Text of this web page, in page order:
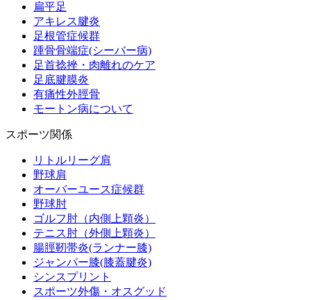
扁平足
アキレス腱炎
足根管症候群
踵骨骨端症(シーバー病)
足首捻挫・肉離れのケア
足底腱膜炎
有痛性外脛骨
モートン病について
スポーツ関係
リトルリーグ肩
野球肩
オーバーユース症候群
野球肘
ゴルフ肘（内側上顆炎）
テニス肘（外側上顆炎）
腸脛靭帯炎(ランナー膝)
ジャンパー膝(膝蓋腱炎)
シンスプリント
スポーツ外傷・オスグッド